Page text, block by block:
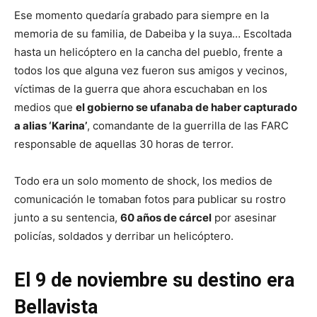
Ese momento quedaría grabado para siempre en la
memoria de su familia, de Dabeiba y la suya… Escoltada
hasta un helicóptero en la cancha del pueblo, frente a
todos los que alguna vez fueron sus amigos y vecinos,
víctimas de la guerra que ahora escuchaban en los
medios que el gobierno se ufanaba de haber capturado
a alias ‘Karina’, comandante de la guerrilla de las FARC
responsable de aquellas 30 horas de terror.
Todo era un solo momento de shock, los medios de
comunicación le tomaban fotos para publicar su rostro
junto a su sentencia, 60 años de cárcel por asesinar
policías, soldados y derribar un helicóptero.
El 9 de noviembre su destino era
Bellavista